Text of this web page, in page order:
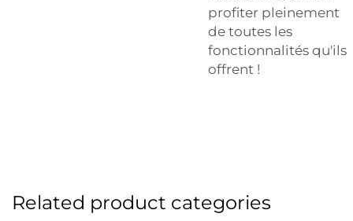
profiter pleinement
de toutes les
fonctionnalités qu'ils
offrent !
Related product categories